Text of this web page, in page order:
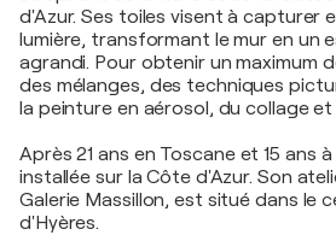
d'Azur. Ses toiles visent à capturer
lumière, transformant le mur en un
agrandi. Pour obtenir un maximum
des mélanges, des techniques
la peinture en aérosol, du collage et
Après 21 ans en Toscane et 15 ans
installée sur la Côte d'Azur. Son
Galerie Massillon, est situé dans le
d'Hyères.